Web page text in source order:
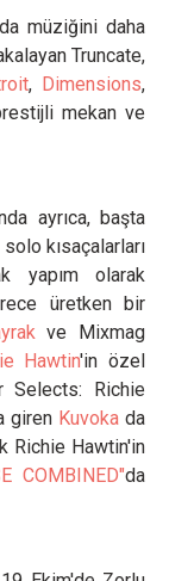
müziğini daha
Truncate,
, Dimensions,
mekan ve
ayrıca, başta
solo kısaçalarları
yapım olarak
üretken bir
ve Mixmag
Hawtin'in özel
Selects: Richie
giren Kuvoka da
Richie Hawtin'in
COMBINED"da